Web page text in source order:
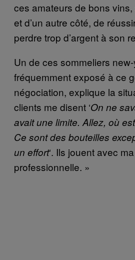
ces amateurs de bons
et d’un autre côté, de
perdre trop d’argent à son
Un de ces sommeliers
fréquemment exposé à ce
négociation, explique la
clients me disent ‘On ne
avait une limite. Allez, où
Ce sont des bouteilles
un effort‘. Ils jouent avec
professionnelle. »